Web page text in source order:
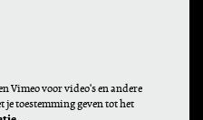
Vimeo voor video's en andere
je toestemming geven tot het